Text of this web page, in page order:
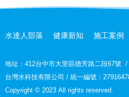
水達人部落 健康新知 施工案例
地址： 412台中市大里區德芳路二段67號 /
台灣水科技有限公司 / 統一編號：
Copyright © 2023 All rights reserved.